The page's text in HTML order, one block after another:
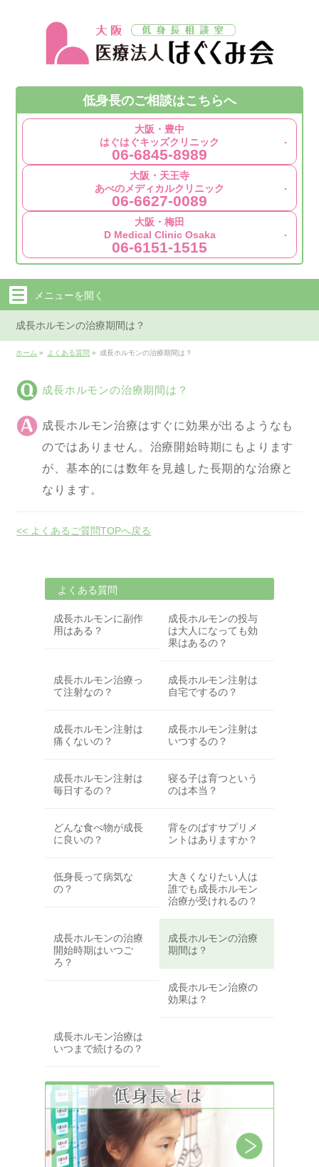
低身長のご相談はこちらへ
大阪・豊中
はぐはぐキッズクリニック
06-6845-8989
大阪・天王寺
あべのメディカルクリニック
06-6627-0089
大阪・梅田
D Medical Clinic Osaka
06-6151-1515
メニューを開く
成長ホルモンの治療期間は？
ホーム » よくある質問 » 成長ホルモンの治療期間は？
成長ホルモンの治療期間は？
成長ホルモン治療はすぐに効果が出るようなも
のではありません。治療開始時期にもよります
が、基本的には数年を見越した長期的な治療と
なります。
<< よくあるご質問TOPへ戻る
よくある質問
成長ホルモンに副作
用はある？
成長ホルモンの投与
は大人になっても効
果はあるの？
成長ホルモン治療っ
て注射なの？
成長ホルモン注射は
自宅でするの？
成長ホルモン注射は
痛くないの？
成長ホルモン注射は
いつするの？
成長ホルモン注射は
毎日するの？
寝る子は育つという
のは本当？
どんな食べ物が成長
に良いの？
背をのばすサプリメ
ントはありますか？
低身長って病気な
の？
大きくなりたい人は
誰でも成長ホルモン
治療が受けれるの？
成長ホルモンの治療
開始時期はいつご
ろ？
成長ホルモンの治療
期間は？
成長ホルモン治療の
効果は？
成長ホルモン治療は
いつまで続けるの？